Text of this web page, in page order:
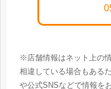
※店舗情報はネット上の
相違している場合もある
や公式SNSなどで情報を